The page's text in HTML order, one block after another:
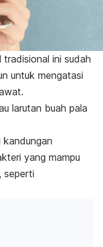
ini sudah
untuk mengatasi
larutan buah pala
yang mampu
seperti